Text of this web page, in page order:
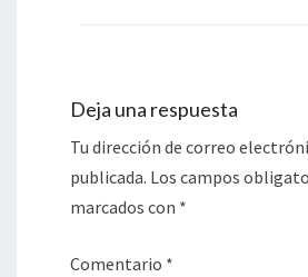
Deja una respuesta
Tu dirección de correo
publicada. Los campos
marcados con *
Comentario *